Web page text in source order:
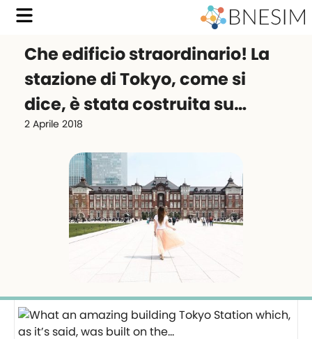
Che edificio straordinario! La
stazione di Tokyo, come si
dice, è stata costruita su…
2 Aprile 2018